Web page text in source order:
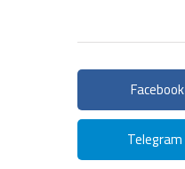
Facebook
Telegram